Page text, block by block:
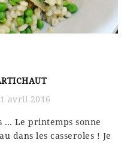
avril 2016
… Le printemps sonne
dans les casseroles ! Je